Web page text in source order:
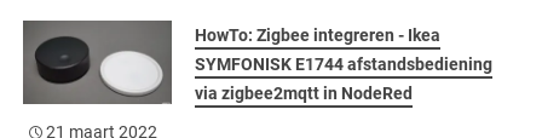
HowTo: Zigbee integreren - Ikea
SYMFONISK E1744 afstandsbediening
via zigbee2mqtt in NodeRed
21 maart 2022